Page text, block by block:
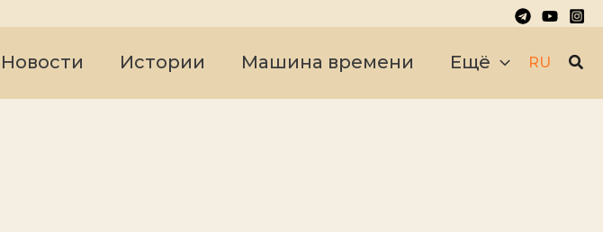
Новости Истории Машина времени Ещё RU